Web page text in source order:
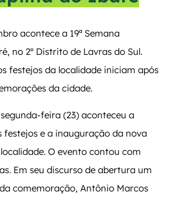
acontece a 19ª Semana
no 2º Distrito de Lavras do Sul.
festejos da localidade iniciam após
da cidade.
feira (23) aconteceu a
e a inauguração da nova
O evento contou com
Em seu discurso de abertura um
comemoração, Antônio Marcos